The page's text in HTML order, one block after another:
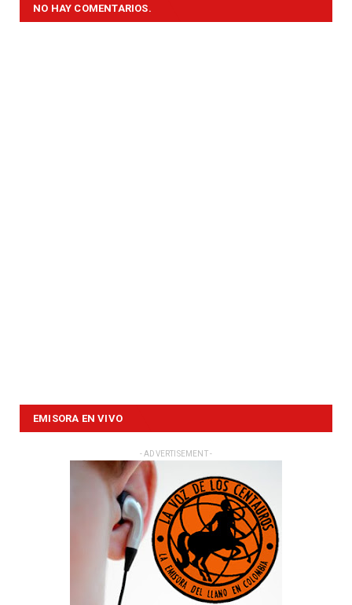
NO HAY COMENTARIOS.
EMISORA EN VIVO
- ADVERTISEMENT -